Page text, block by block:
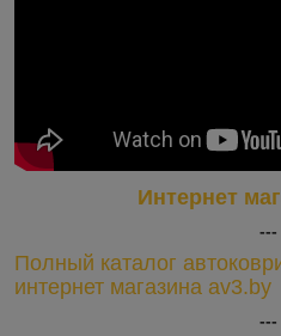
Интернет
---
Полный каталог
интернет магазина av3.by
---